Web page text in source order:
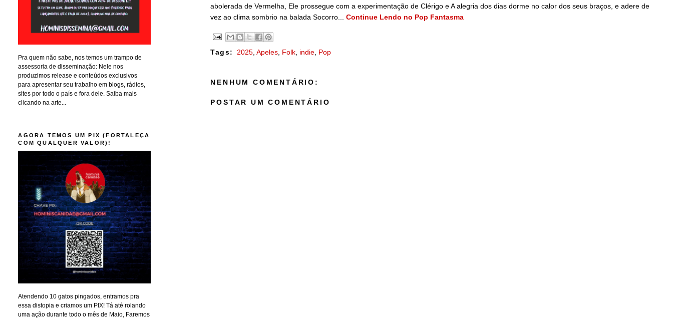
abolerada de Vermelha, Ele prossegue com a experimentação de Clérigo e A alegria dos dias dorme no calor dos seus braços, e adere de
vez ao clima sombrio na balada Socorro...Continue Lendo no Pop Fantasma
Tags: 2025 ,Apeles Folk indie Pop
NENHUM COMENTÁRIO:
POSTAR UM COMENTÁRIO
Pra quem não sabe, nos temos um trampo de
assessoria de disseminação: Nele nos
produzimos release e conteúdos exclusivos
para apresentar seu trabalho em blogs, rádios,
sites por todo o país e fora dele. Saiba mais
clicando na arte...
AGORA TEMOS UM PIX (FORTALEÇA
COM QUALQUER VALOR)!
Atendendo 10 gatos pingados, entramos pra
essa distopia e criamos um PIX! Tá até rolando
uma ação durante todo o mês de Maio, Faremos